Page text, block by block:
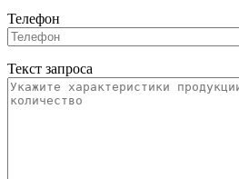
Телефон
Текст запроса